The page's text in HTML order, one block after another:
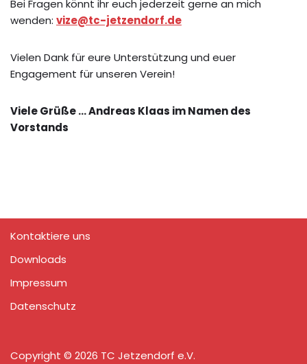
Bei Fragen könnt ihr euch jederzeit gerne an mich
wenden: vize@tc-jetzendorf.de
Vielen Dank für eure Unterstützung und euer
Engagement für unseren Verein!
Viele Grüße … Andreas Klaas im Namen des
Vorstands
Kontaktiere uns
Downloads
Impressum
Datenschutz
Copyright © 2026 TC Jetzendorf e.V.